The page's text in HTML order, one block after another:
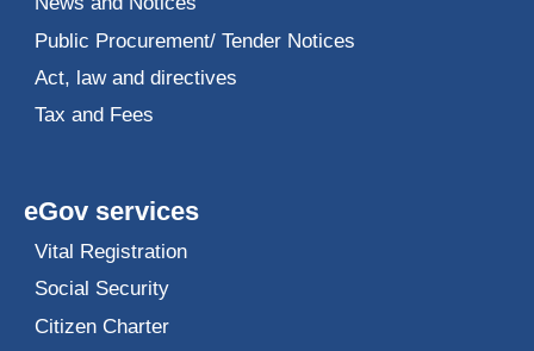
Public Procurement/ Tender Notices
Act, law and directives
Tax and Fees
eGov services
Vital Registration
Social Security
Citizen Charter